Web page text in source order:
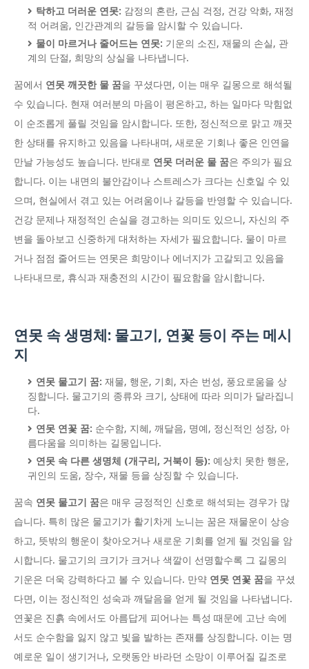
탁하고 더러운 연못: 감정의 혼란, 근심 걱정, 건강 악화, 재정
적 어려움, 인간관계의 갈등을 암시할 수 있습니다.
물이 마르거나 줄어드는 연못: 기운의 소진, 재물의 손실, 관
계의 단절, 희망의 상실을 나타냅니다.
꿈에서 연못 깨끗한 물 꿈을 꾸셨다면, 이는 매우 길몽으로 해석될
수 있습니다. 현재 여러분의 마음이 평온하고, 하는 일마다 막힘없
이 순조롭게 풀릴 것임을 암시합니다. 또한, 정신적으로 맑고 깨끗
한 상태를 유지하고 있음을 나타내며, 새로운 기회나 좋은 인연을
만날 가능성도 높습니다. 반대로 연못 더러운 물 꿈은 주의가 필요
합니다. 이는 내면의 불안감이나 스트레스가 크다는 신호일 수 있
으며, 현실에서 겪고 있는 어려움이나 갈등을 반영할 수 있습니다.
건강 문제나 재정적인 손실을 경고하는 의미도 있으니, 자신의 주
변을 돌아보고 신중하게 대처하는 자세가 필요합니다. 물이 마르
거나 점점 줄어드는 연못은 희망이나 에너지가 고갈되고 있음을
나타내므로, 휴식과 재충전의 시간이 필요함을 암시합니다.
연못 속 생명체: 물고기, 연꽃 등이 주는 메시
지
연못 물고기 꿈: 재물, 행운, 기회, 자손 번성, 풍요로움을 상
징합니다. 물고기의 종류와 크기, 상태에 따라 의미가 달라집니
다.
연못 연꽃 꿈: 순수함, 지혜, 깨달음, 명예, 정신적인 성장, 아
름다움을 의미하는 길몽입니다.
연못 속 다른 생명체 (개구리, 거북이 등): 예상치 못한 행운,
귀인의 도움, 장수, 재물 등을 상징할 수 있습니다.
꿈속 연못 물고기 꿈은 매우 긍정적인 신호로 해석되는 경우가 많
습니다. 특히 많은 물고기가 활기차게 노니는 꿈은 재물운이 상승
하고, 뜻밖의 행운이 찾아오거나 새로운 기회를 얻게 될 것임을 암
시합니다. 물고기의 크기가 크거나 색깔이 선명할수록 그 길몽의
기운은 더욱 강력하다고 볼 수 있습니다. 만약 연못 연꽃 꿈을 꾸셨
다면, 이는 정신적인 성숙과 깨달음을 얻게 될 것임을 나타냅니다.
연꽃은 진흙 속에서도 아름답게 피어나는 특성 때문에 고난 속에
서도 순수함을 잃지 않고 빛을 발하는 존재를 상징합니다. 이는 명
예로운 일이 생기거나, 오랫동안 바라던 소망이 이루어질 길조로